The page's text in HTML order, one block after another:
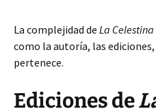
La complejidad de La Celestina
como la autoría, las
pertenece.
Ediciones de